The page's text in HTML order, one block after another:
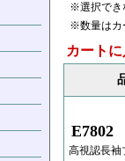
※選択でき
※数量はカ
カート
E7802
高視認長袖